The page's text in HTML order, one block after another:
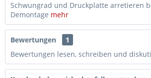
Schwungrad und Druckplatte arretieren
Demontage mehr
Bewertungen
1
Bewertungen lesen, schreiben und